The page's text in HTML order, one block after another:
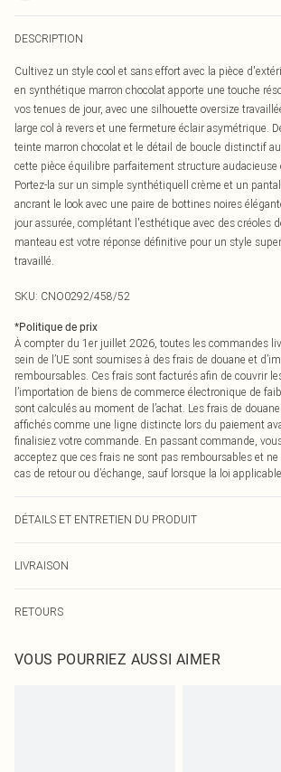
DESCRIPTION
Cultivez un style cool et sans effort avec la pièce
en synthétique marron chocolat apporte une touche
vos tenues de jour, avec une silhouette oversize
large col à revers et une fermeture éclair asymétrique.
teinte marron chocolat et le détail de boucle distinctif
cette pièce équilibre parfaitement structure audacieuse
Portez-la sur un simple synthétiquell crème et un
ancrant le look avec une paire de bottines noires
jour assurée, complétant l'esthétique avec des créoles
manteau est votre réponse définitive pour un style
travaillé.
SKU: CNO0292/458/52
*Politique de prix
À compter du 1er juillet 2026, toutes les commandes
sein de l’UE sont soumises à des frais de douane et
remboursables. Ces frais sont facturés afin de couvrir
l’importation de biens de commerce électronique de
sont calculés au moment de l’achat. Les frais de
affichés comme une ligne distincte lors du paiement
finalisiez votre commande. En passant commande,
acceptez que ces frais ne sont pas remboursables et
cas de retour ou d’échange, sauf lorsque la loi applicable
DÉTAILS ET ENTRETIEN DU PRODUIT
déteindre.
LIVRAISON
Livraison express France
Jusqu'à 2-3 jours ouvrables
RETOURS
pour nous retourner un article.
VOUS POURRIEZ AUSSI AIMER